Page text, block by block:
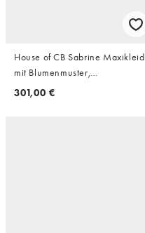
House of CB Sabrine Maxikleid
mit Blumenmuster,
Kristallverzierung und
301,00 €